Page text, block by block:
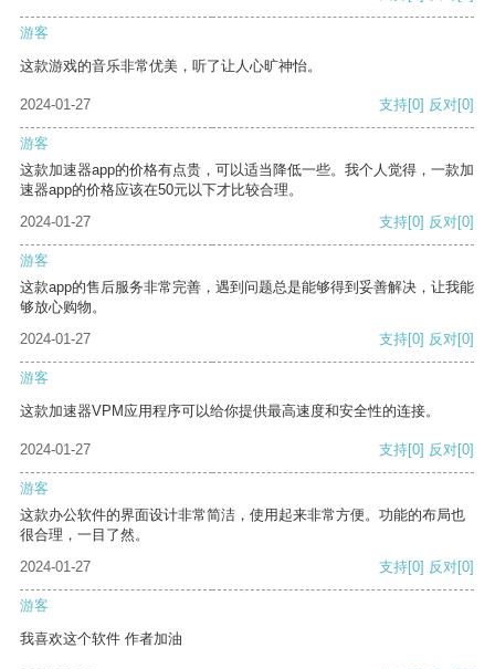
游客
这款游戏的音乐非常优美，听了让人心旷神怡。
2024-01-27 支持[0] 反对[0]
游客
这款加速器app的价格有点贵，可以适当降低一些。我个人觉得，一款加
速器app的价格应该在50元以下才比较合理。
2024-01-27
支持[0] 反对[0]
游客
这款app的售后服务非常完善，遇到问题总是能够得到妥善解决，让我能
够放心购物。
2024-01-27
支持[0] 反对[0]
游客
这款加速器VPM应用程序可以给你提供最高速度和安全性的连接。
2024-01-27 支持[0] 反对[0]
游客
这款办公软件的界面设计非常简洁，使用起来非常方便。功能的布局也
很合理，一目了然。
2024-01-27
支持[0] 反对[0]
游客
我喜欢这个软件 作者加油